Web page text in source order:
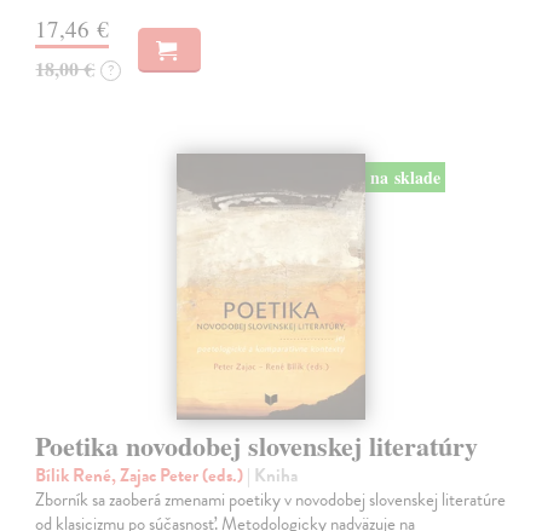
17,46 €
18,00 € ?
na sklade
Poetika novodobej slovenskej literatúry
Bílik René, Zajac Peter (eds.)| Kniha
Zborník sa zaoberá zmenami poetiky v novodobej slovenskej literatúre
od klasicizmu po súčasnosť. Metodologicky nadväzuje na